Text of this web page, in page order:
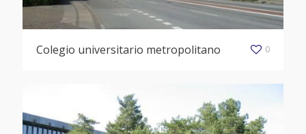
Colegio universitario metropolitano 0